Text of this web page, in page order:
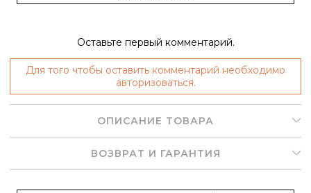
Оставьте первый комментарий.
Для того чтобы оставить комментарий необходимо
авторизоваться.
ОПИСАНИЕ ТОВАРА
ВОЗВРАТ И ГАРАНТИЯ